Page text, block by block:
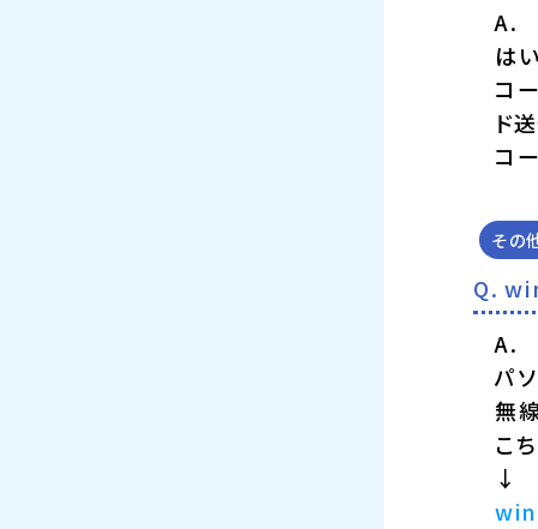
は
コ
ド
コ
その
パ
無
こ
↓